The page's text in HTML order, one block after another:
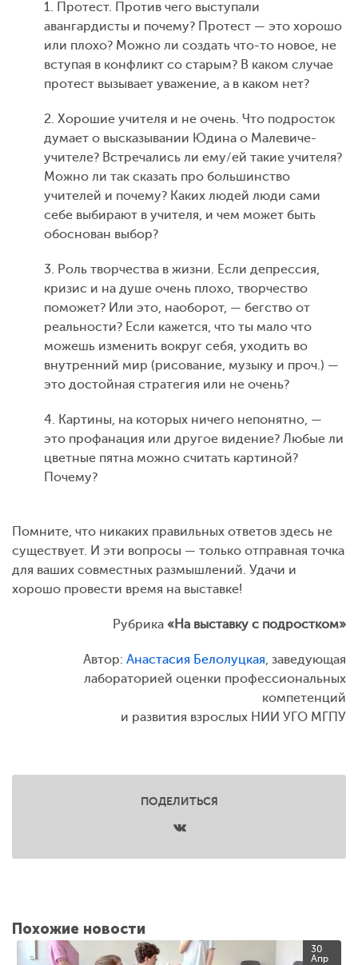
1. Протест. Против чего выступали
авангардисты и почему? Протест — это хорошо
или плохо? Можно ли создать что-то новое, не
вступая в конфликт со старым? В каком случае
протест вызывает уважение, а в каком нет?
2. Хорошие учителя и не очень. Что подросток
думает о высказывании Юдина о Малевиче-
учителе? Встречались ли ему/ей такие учителя?
Можно ли так сказать про большинство
учителей и почему? Каких людей люди сами
себе выбирают в учителя, и чем может быть
обоснован выбор?
3. Роль творчества в жизни. Если депрессия,
кризис и на душе очень плохо, творчество
поможет? Или это, наоборот, — бегство от
реальности? Если кажется, что ты мало что
можешь изменить вокруг себя, уходить во
внутренний мир (рисование, музыку и проч.) —
это достойная стратегия или не очень?
4. Картины, на которых ничего непонятно, —
это профанация или другое видение? Любые ли
цветные пятна можно считать картиной?
Почему?
Помните, что никаких правильных ответов здесь не
существует. И эти вопросы — только отправная точка
для ваших совместных размышлений. Удачи и
хорошо провести время на выставке!
Рубрика «На выставку с подростком»
Автор: Анастасия Белолуцкая, заведующая
лабораторией оценки профессиональных
компетенций
и развития взрослых НИИ УГО МГПУ
ПОДЕЛИТЬСЯ
Похожие новости
30
Апр